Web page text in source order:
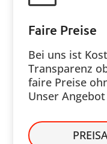
Faire Preise
Bei uns ist
Transparenz
faire Preise
Unser